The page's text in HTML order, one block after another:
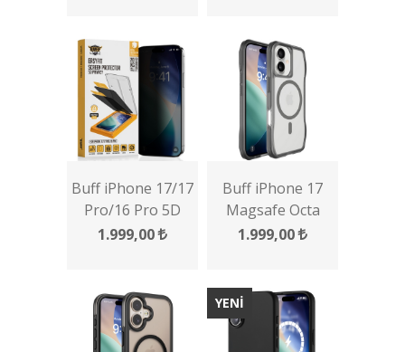
Buff iPhone 17/17
Pro/16 Pro 5D
Privacy EasyFit
1.999,00
Buff iPhone 17
Magsafe Octa
Shield Kılıf
1.999,00
YENİ